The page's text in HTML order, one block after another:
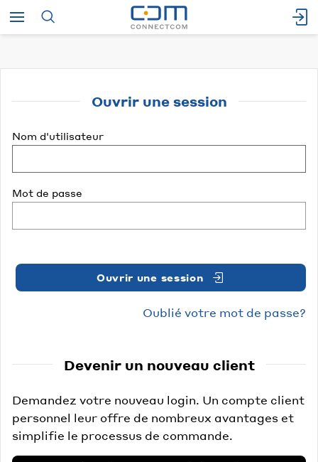
Ouvrir une session
Nom d'utilisateur
Mot de passe
Ouvrir une session
Oublié votre mot de passe?
Devenir un nouveau client
Demandez votre nouveau login. Un compte client
personnel leur offre de nombreux avantages et
simplifie le processus de commande.